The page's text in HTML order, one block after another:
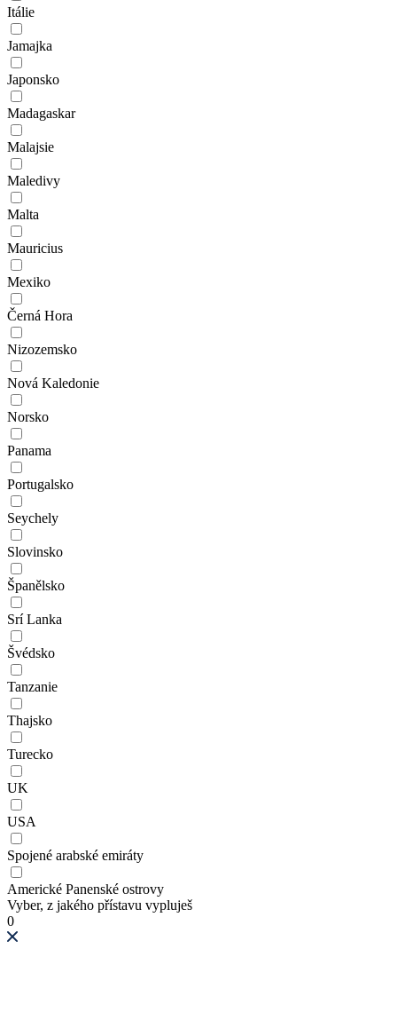
Itálie
Jamajka
Japonsko
Madagaskar
Malajsie
Maledivy
Malta
Mauricius
Mexiko
Černá Hora
Nizozemsko
Nová Kaledonie
Norsko
Panama
Portugalsko
Seychely
Slovinsko
Španělsko
Srí Lanka
Švédsko
Tanzanie
Thajsko
Turecko
UK
USA
Spojené arabské emiráty
Americké Panenské ostrovy
Vyber, z jakého přístavu vypluješ
0